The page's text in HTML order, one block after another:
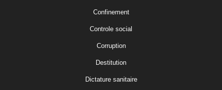
Confinement
Controle social
Corruption
Destitution
Dictature sanitaire